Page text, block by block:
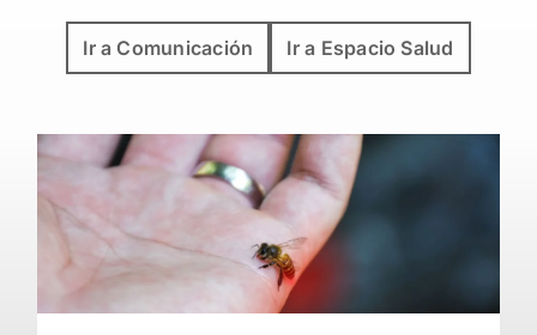
Ir a Comunicación Ir a Espacio Salud